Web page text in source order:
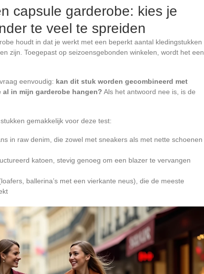
capsule garderobe: kies je
te veel te spreiden
houdt in dat je werkt met een beperkt aantal kledingstukken
zijn. Toegepast op seizoensgebonden winkelen, wordt het een
eenvoudig: kan dit stuk worden gecombineerd met
in mijn garderobe hangen? Als het antwoord nee is, is de
gemakkelijk voor deze test:
in raw denim, die zowel met sneakers als met nette schoenen
katoen, stevig genoeg om een blazer te vervangen
ballerina’s met een vierkante neus), die de meeste